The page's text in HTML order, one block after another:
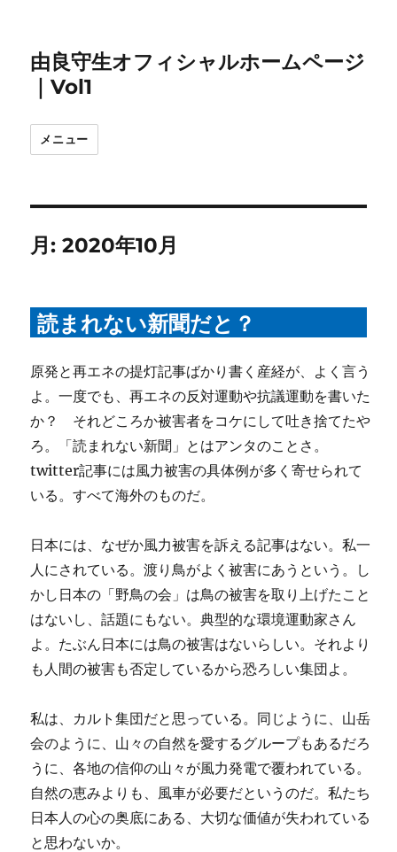
由良守生オフィシャルホームページ
｜Vol1
メニュー
月:2020年10月
読まれない新聞だと？
原発と再エネの提灯記事ばかり書く産経が、よく言う
よ。一度でも、再エネの反対運動や抗議運動を書いた
か？ それどころか被害者をコケにして吐き捨てたや
ろ。「読まれない新聞」とはアンタのことさ。
twitter記事には風力被害の具体例が多く寄せられて
いる。すべて海外のものだ。
日本には、なぜか風力被害を訴える記事はない。私一
人にされている。渡り鳥がよく被害にあうという。し
かし日本の「野鳥の会」は鳥の被害を取り上げたこと
はないし、話題にもない。典型的な環境運動家さん
よ。たぶん日本には鳥の被害はないらしい。それより
も人間の被害も否定しているから恐ろしい集団よ。
私は、カルト集団だと思っている。同じように、山岳
会のように、山々の自然を愛するグループもあるだろ
うに、各地の信仰の山々が風力発電で覆われている。
自然の恵みよりも、風車が必要だというのだ。私たち
日本人の心の奥底にある、大切な価値が失われている
と思わないか。